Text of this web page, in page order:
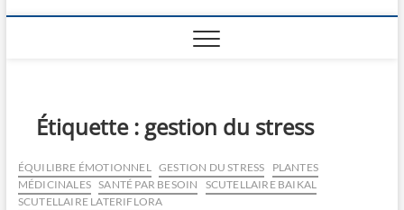
Étiquette : gestion du stress
ÉQUILIBRE ÉMOTIONNEL GESTION DU STRESS
PLANTES
MÉDICINALES SANTÉ PAR BESOIN
SCUTELLAIRE BAIKAL
SCUTELLAIRE LATERIFLORA